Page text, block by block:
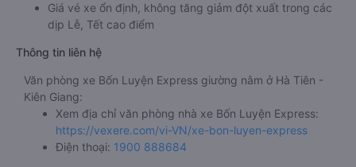
Giá vé xe ổn định, không tăng giảm đột xuất trong các
dịp Lễ, Tết cao điểm
Thông tin liên hệ
Văn phòng xe Bốn Luyện Express giường nằm ở Hà Tiên -
Kiên Giang:
Xem địa chỉ văn phòng nhà xe Bốn Luyện Express:
https://vexere.com/vi-VN/xe-bon-luyen-express
Điện thoại: 1900 888684